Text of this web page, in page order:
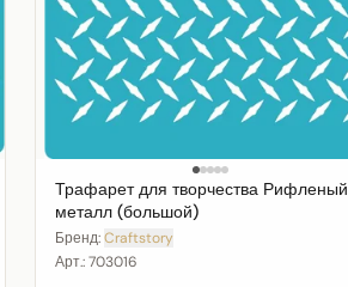
Трафарет для творчества Рифленый
металл (большой)
Бренд:Craftstory
Арт.:703016